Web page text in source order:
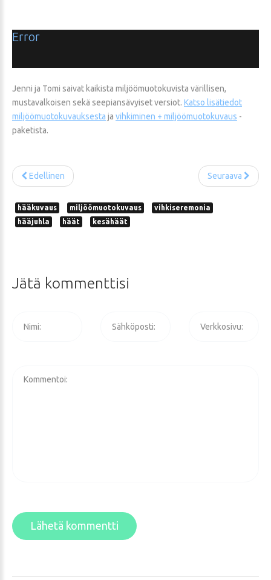
Error
Jenni ja Tomi saivat kaikista miljöömuotokuvista värillisen,
mustavalkoisen sekä seepiansävyiset versiot. Katso lisätiedot
miljöömuotokuvauksesta ja vihkiminen + miljöömuotokuvaus -
paketista.
Edellinen Seuraava
hääkuvaus miljöömuotokuvaus
vihkiseremonia
hääjuhla
häät kesähäät
Jätä kommenttisi
Lähetä kommentti